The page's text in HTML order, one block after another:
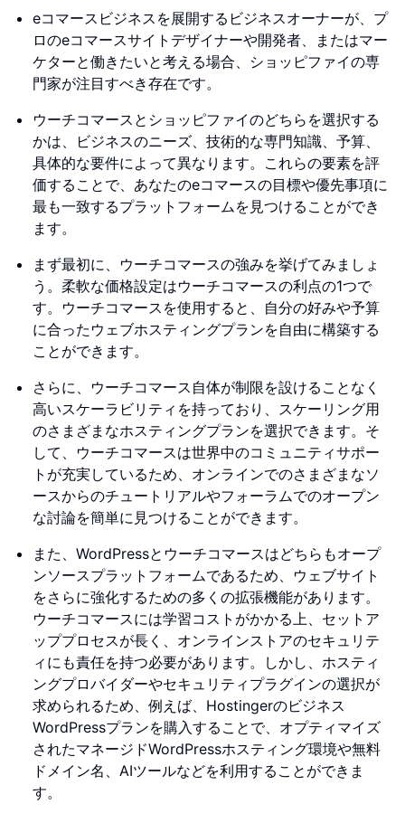
eコマースビジネスを展開するビジネスオーナーが、プ
ロのeコマースサイトデザイナーや開発者、またはマー
ケターと働きたいと考える場合、ショッピファイの専
門家が注目すべき存在です。
ウーチコマースとショッピファイのどちらを選択する
かは、ビジネスのニーズ、技術的な専門知識、予算、
具体的な要件によって異なります。これらの要素を評
価することで、あなたのeコマースの目標や優先事項に
最も一致するプラットフォームを見つけることができ
ます。
まず最初に、ウーチコマースの強みを挙げてみましょ
う。柔軟な価格設定はウーチコマースの利点の1つで
す。ウーチコマースを使用すると、自分の好みや予算
に合ったウェブホスティングプランを自由に構築する
ことができます。
さらに、ウーチコマース自体が制限を設けることなく
高いスケーラビリティを持っており、スケーリング用
のさまざまなホスティングプランを選択できます。そ
して、ウーチコマースは世界中のコミュニティサポー
トが充実しているため、オンラインでのさまざまなソ
ースからのチュートリアルやフォーラムでのオープン
な討論を簡単に見つけることができます。
また、WordPressとウーチコマースはどちらもオープ
ンソースプラットフォームであるため、ウェブサイト
をさらに強化するための多くの拡張機能があります。
ウーチコマースには学習コストがかかる上、セットア
ッププロセスが長く、オンラインストアのセキュリテ
ィにも責任を持つ必要があります。しかし、ホスティ
ングプロバイダーやセキュリティプラグインの選択が
求められるため、例えば、Hostingerのビジネス
WordPressプランを購入することで、オプティマイズ
されたマネージドWordPressホスティング環境や無料
ドメイン名、AIツールなどを利用することができま
す。